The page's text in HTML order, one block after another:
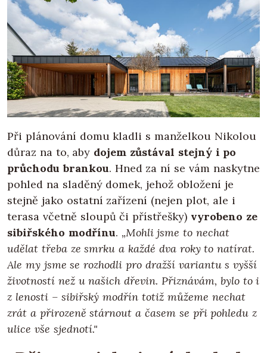
Při plánování domu kladli s manželkou Nikolou
důraz na to, aby dojem zůstával stejný i po
průchodu brankou. Hned za ní se vám naskytne
pohled na sladěný domek, jehož obložení je
stejně jako ostatní zařízení (nejen plot, ale i
terasa včetně sloupů či přístřešky) vyrobeno ze
sibiřského modřínu. „Mohli jsme to nechat
udělat třeba ze smrku a každé dva roky to natírat.
Ale my jsme se rozhodli pro dražší variantu s vyšší
životností než u našich dřevin. Přiznávám, bylo to i
z lenosti – sibiřský modřín totiž můžeme nechat
zrát a přirozeně stárnout a časem se při pohledu z
ulice vše sjednotí."